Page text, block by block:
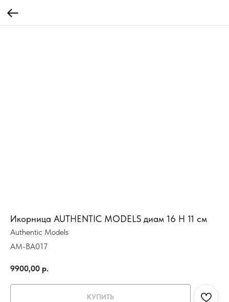
Икорница AUTHENTIC MODELS диам 16 Н 11 см
Authentic Models
AM-BA017
9900,00 р.
КУПИТЬ